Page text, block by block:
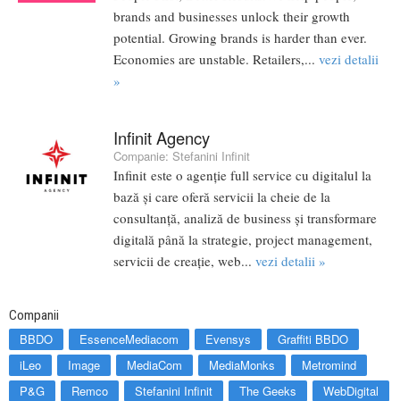
brands and businesses unlock their growth
potential. Growing brands is harder than ever.
Economies are unstable. Retailers,... vezi detalii
»
Infinit Agency
Companie: Stefanini Infinit
Infinit este o agenţie full service cu digitalul la
bază și care oferă servicii la cheie de la
consultanță, analiză de business și transformare
digitală până la strategie, project management,
servicii de creație, web... vezi detalii »
Companii
BBDO EssenceMediacom Evensys
Graffiti BBDO
iLeo
Image MediaCom MediaMonks
Metromind
P&G
Remco Stefanini Infinit The Geeks
WebDigital